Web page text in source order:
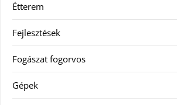
Étterem
Fejlesztések
Fogászat fogorvos
Gépek